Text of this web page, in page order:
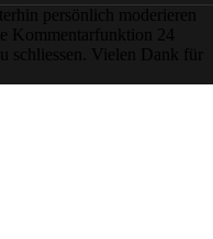
persönlich moderieren
Kommentarfunktion 24
schliessen. Vielen Dank für